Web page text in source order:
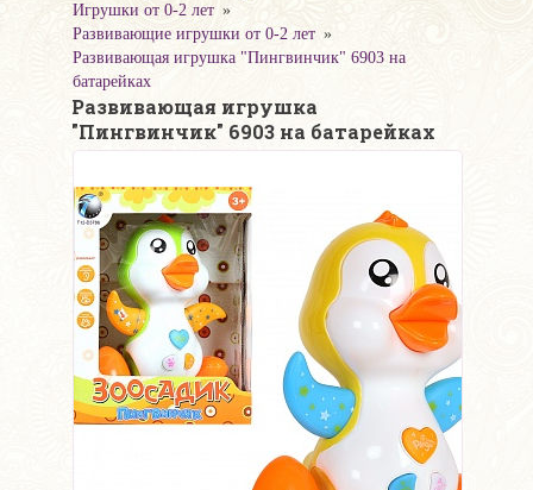
Игрушки от 0-2 лет
Развивающие игрушки от 0-2 лет
Развивающая игрушка "Пингвинчик" 6903 на
батарейках
Развивающая игрушка
"Пингвинчик" 6903 на батарейках